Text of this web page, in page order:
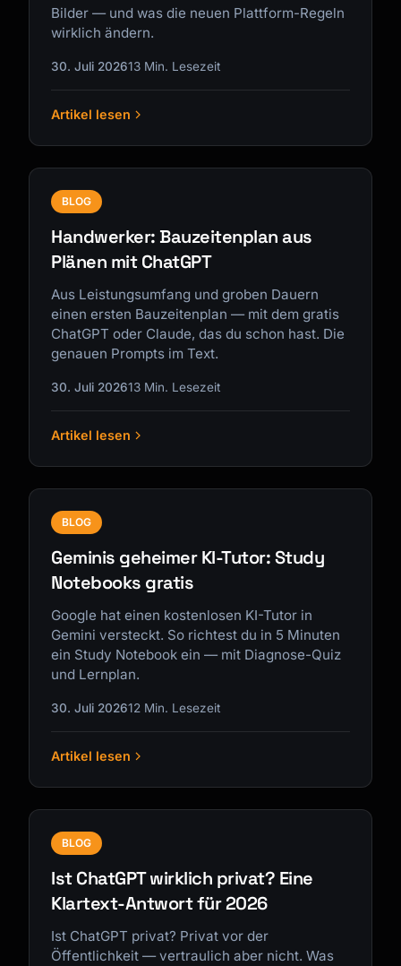
Bilder — und was die neuen Plattform-Regeln
wirklich ändern.
30. Juli 202613 Min. Lesezeit
Artikel lesen
BLOG
Handwerker: Bauzeitenplan aus
Plänen mit ChatGPT
Aus Leistungsumfang und groben Dauern
einen ersten Bauzeitenplan — mit dem gratis
ChatGPT oder Claude, das du schon hast. Die
genauen Prompts im Text.
30. Juli 202613 Min. Lesezeit
Artikel lesen
BLOG
Geminis geheimer KI-Tutor: Study
Notebooks gratis
Google hat einen kostenlosen KI-Tutor in
Gemini versteckt. So richtest du in 5 Minuten
ein Study Notebook ein — mit Diagnose-Quiz
und Lernplan.
30. Juli 202612 Min. Lesezeit
Artikel lesen
BLOG
Ist ChatGPT wirklich privat? Eine
Klartext-Antwort für 2026
Ist ChatGPT privat? Privat vor der
Öffentlichkeit — vertraulich aber nicht. Was